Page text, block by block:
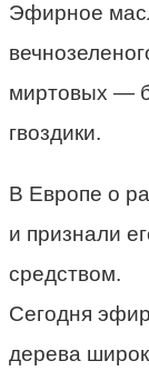
Эфирное
миртовых —
гвоздики.
В Европе о
и признали
средством.
Сегодня
дерева